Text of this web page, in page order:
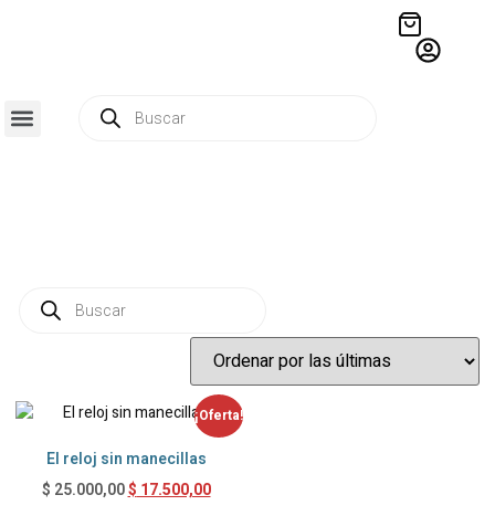
¡Oferta!
El reloj sin manecillas
$ 25.000,00 $ 17.500,00